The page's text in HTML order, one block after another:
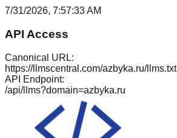
7/31/2026, 7:57:33 AM
API Access
Canonical URL:
https://llmscentral.com/azbyka.ru/llms.txt
API Endpoint:
/api/llms?domain=azbyka.ru